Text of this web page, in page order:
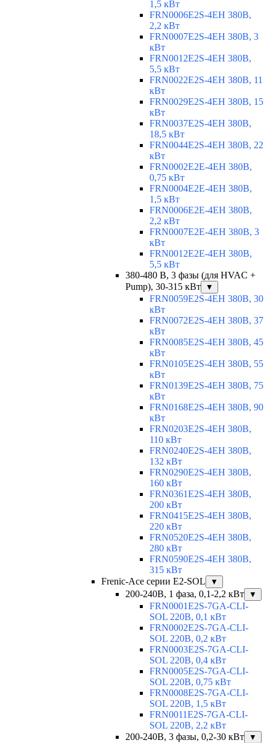
1,5 кВт
FRN0006E2S-4EH 380В,
2,2 кВт
FRN0007E2S-4EH 380В, 3
кВт
FRN0012E2S-4EH 380В,
5,5 кВт
FRN0022E2S-4EH 380В, 11
кВт
FRN0029E2S-4EH 380В, 15
кВт
FRN0037E2S-4EH 380В,
18,5 кВт
FRN0044E2S-4EH 380В, 22
кВт
FRN0002E2E-4EH 380В,
0,75 кВт
FRN0004E2E-4EH 380В,
1,5 кВт
FRN0006E2E-4EH 380В,
2,2 кВт
FRN0007E2E-4EH 380В, 3
кВт
FRN0012E2E-4EH 380В,
5,5 кВт
380-480 В, 3 фазы (для HVAC +
Pump), 30-315 кВт
▼
FRN0059E2S-4EH 380В, 30
кВт
FRN0072E2S-4EH 380В, 37
кВт
FRN0085E2S-4EH 380В, 45
кВт
FRN0105E2S-4EH 380В, 55
кВт
FRN0139E2S-4EH 380В, 75
кВт
FRN0168E2S-4EH 380В, 90
кВт
FRN0203E2S-4EH 380В,
110 кВт
FRN0240E2S-4EH 380В,
132 кВт
FRN0290E2S-4EH 380В,
160 кВт
FRN0361E2S-4EH 380В,
200 кВт
FRN0415E2S-4EH 380В,
220 кВт
FRN0520E2S-4EH 380В,
280 кВт
FRN0590E2S-4EH 380В,
315 кВт
Frenic-Ace серии E2-SOL
▼
200-240В, 1 фаза, 0,1-2,2 кВт ▼
FRN0001E2S-7GA-CLI-
SOL 220В, 0,1 кВт
FRN0002E2S-7GA-CLI-
SOL 220В, 0,2 кВт
FRN0003E2S-7GA-CLI-
SOL 220В, 0,4 кВт
FRN0005E2S-7GA-CLI-
SOL 220В, 0,75 кВт
FRN0008E2S-7GA-CLI-
SOL 220В, 1,5 кВт
FRN0011E2S-7GA-CLI-
SOL 220В, 2,2 кВт
200-240В, 3 фазы, 0,2-30 кВт
▼